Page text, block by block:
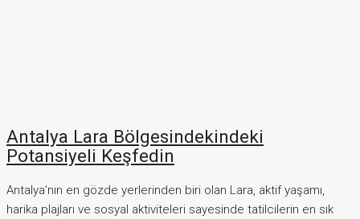
Antalya Lara Bölgesindekindeki
Potansiyeli Keşfedin
Antalya’nın en gözde yerlerinden biri olan Lara, aktif yaşamı,
harika plajları ve sosyal aktiviteleri sayesinde tatilcilerin en sık